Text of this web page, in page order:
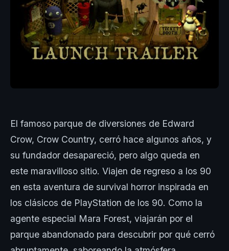
El famoso parque de diversiones de Edward
Crow, Crow Country, cerró hace algunos años, y
su fundador desapareció, pero algo queda en
este maravilloso sitio. Viajen de regreso a los 90
en esta aventura de survival horror inspirada en
los clásicos de PlayStation de los 90. Como la
agente especial Mara Forest, viajarán por el
parque abandonado para descubrir por qué cerró